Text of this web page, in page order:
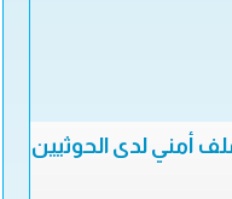
أمني لدى الحوثيين